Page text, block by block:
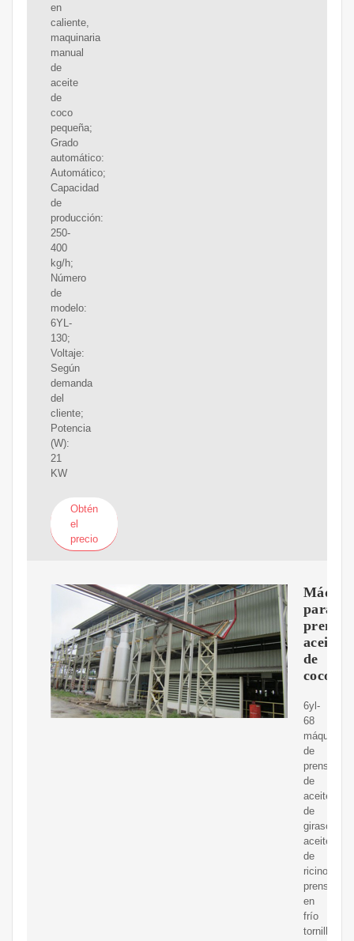
en
caliente,
maquinaria
manual
de
aceite
de
coco
pequeña;
Grado
automático:
Automático;
Capacidad
de
producción:
250-
400
kg/h;
Número
de
modelo:
6YL-
130;
Voltaje:
Según
demanda
del
cliente;
Potencia
(W):
21
KW
Obtén
el
precio
para
prensar
aceite
de
coco
6yl-
68
máquina
de
prensa
de
aceite
de
girasol
aceite
de
ricino
prensado
en
frío
tornillo